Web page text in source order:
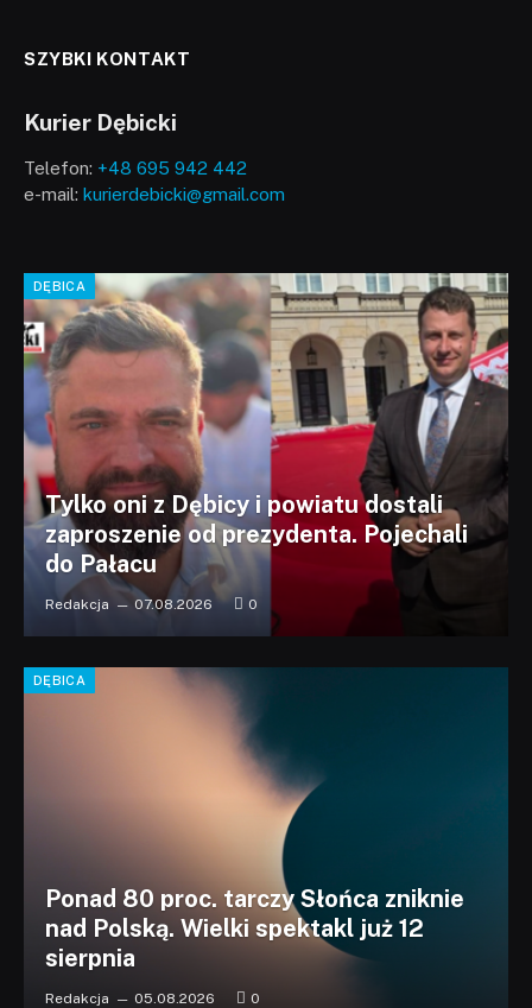
SZYBKI KONTAKT
Kurier Dębicki
Telefon: +48 695 942 442
e-mail: kurierdebicki@gmail.com
DĘBICA
Tylko oni z Dębicy i powiatu dostali
zaproszenie od prezydenta. Pojechali
do Pałacu
Redakcja 07.08.2026 0
DĘBICA
Ponad 80 proc. tarczy Słońca zniknie
nad Polską. Wielki spektakl już 12
sierpnia
Redakcja 05.08.2026 0